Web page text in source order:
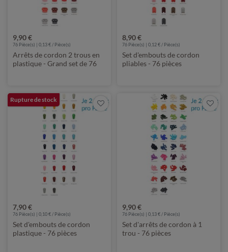
9,90 €
76 Pièce(s) | 0,13 € / Pièce(s)
Arrêts de cordon 2 trous en
plastique - Grand set de 76
8,90 €
76 Pièce(s) | 0,12 € / Pièce(s)
Set d'embouts de cordon
pliables - 76 pièces
Rupture de stock
7,90 €
76 Pièce(s) | 0,10 € / Pièce(s)
Set d'embouts de cordon
plastique - 76 pièces
9,90 €
76 Pièce(s) | 0,13 € / Pièce(s)
Set d'arrêts de cordon à 1
trou - 76 pièces